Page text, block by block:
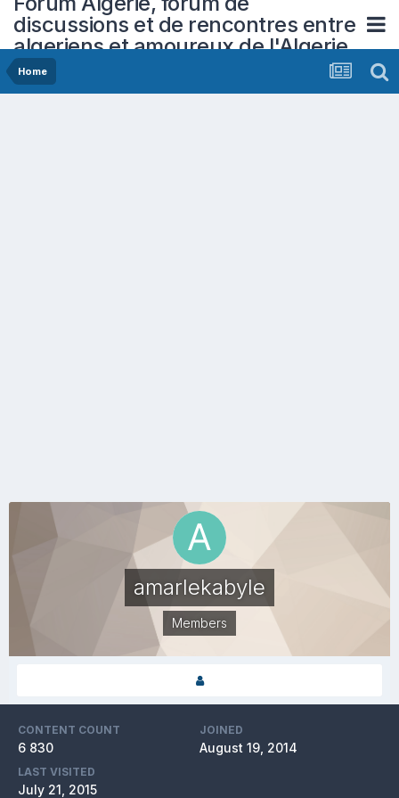
discussions et de rencontres entre
algeriens et amoureux de l'Algerie
Home
amarlekabyle
Members
CONTENT COUNT
6 830
JOINED
August 19, 2014
LAST VISITED
July 21, 2015